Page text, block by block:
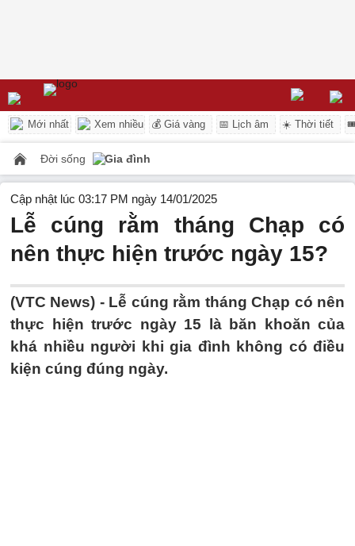
Mới nhất Xem nhiều 💰 Giá vàng 📅 Lịch âm ☀️ Thời tiết
Đời sống Gia đình
Cập nhật lúc 03:17 PM ngày 14/01/2025
Lễ cúng rằm tháng Chạp có
nên thực hiện trước ngày 15?
(VTC News) - Lễ cúng rằm tháng Chạp có nên
thực hiện trước ngày 15 là băn khoăn của
khá nhiều người khi gia đình không có điều
kiện cúng đúng ngày.